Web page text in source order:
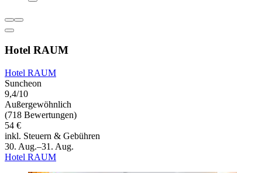
Hotel RAUM
Hotel RAUM
Suncheon
9,4/10
Außergewöhnlich
(718 Bewertungen)
54 €
inkl. Steuern & Gebühren
30. Aug.–31. Aug.
Hotel RAUM